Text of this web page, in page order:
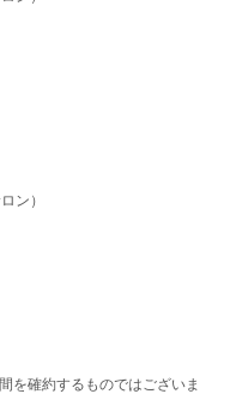
ン）
を確約するものではございま